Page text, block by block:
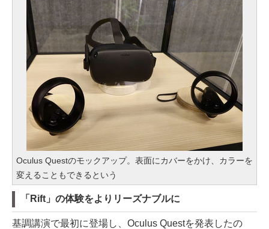
Oculus Questのモックアップ。表面にカバーをかけ、カラーを
変えることもできるという
「Rift」の体験をよりリーズナブルに
基調講演で最初に登場し、Oculus Questを発表したの